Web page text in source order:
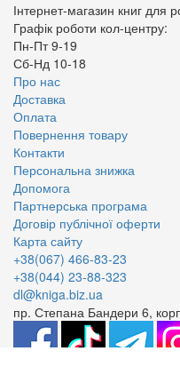
Інтернет-магазин книг для
Графік роботи кол-центру:
Пн-Пт 9-19
Сб-Нд 10-18
Про нас
Доставка
Оплата
Повернення товару
Контакти
Персональна знижка
Допомога
Партнерська програма
Договір публічної оферти
Карта сайту
+38(067) 466-83-23
+38(044) 23-88-323
dl@kniga.biz.ua
пр. Степана Бандери 6,